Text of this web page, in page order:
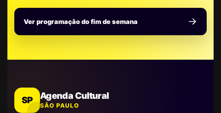
Ver programação do fim de semana
SP Agenda Cultural
SÃO PAULO